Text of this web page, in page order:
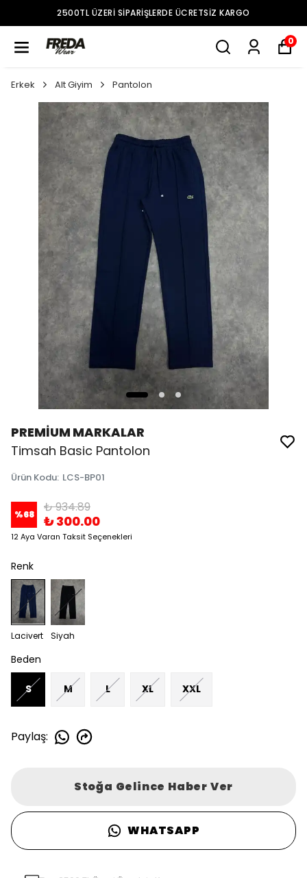
2500TL ÜZERI SIPARIŞLERDE ÜCRETSIZ KARGO
0
Erkek Alt Giyim Pantolon
PREMİUM MARKALAR
Timsah Basic Pantolon
Ürün Kodu: LCS-BP01
%68 ₺ 934.89
₺ 300.00
12 Aya Varan Taksit Seçenekleri
Renk
Lacivert Siyah
Beden
S M L XL XXL
Paylaş:
Stoğa Gelince Haber Ver
WHATSAPP